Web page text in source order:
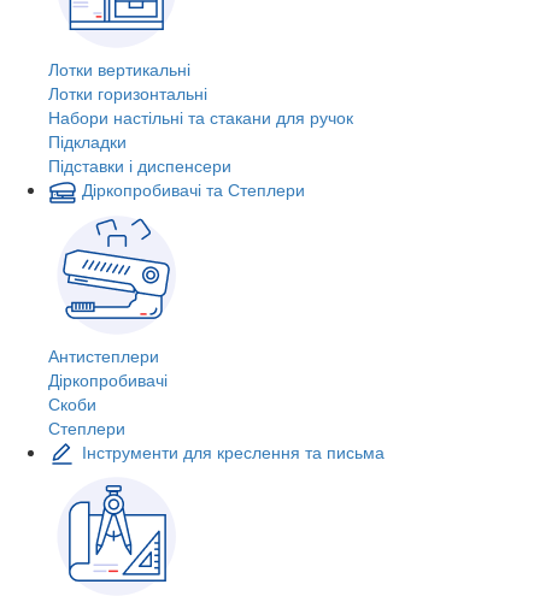
Лотки вертикальні
Лотки горизонтальні
Набори настільні та стакани для ручок
Підкладки
Підставки і диспенсери
Діркопробивачі та Степлери
Антистеплери
Діркопробивачі
Скоби
Степлери
Інструменти для креслення та письма